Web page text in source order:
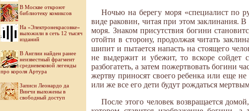
В Москве откроют
библиотеку комиксов
На «Электронекрасовке»
выложили в сеть 12 тысяч
изданий
В Англии найден ранее
неизвестный фрагмент
средневековой легенды
про короля Артура
Записи Леонардо да
Винчи выложены в
свободный доступ
Ночью на берегу моря «специалист по
виде раковин, читая при этом заклинания.
моря. Знаком присутствия богини
отойти в сторону, продолжая читать
шипит и пытается напасть на стоящего
не выдержит и убежит, то вскоре сойдет
разбогатеть, а затем пожертвовать богини
жертву приносят своего ребенка или еще
или же все его дети будут рождаться
После этого человек возвращается